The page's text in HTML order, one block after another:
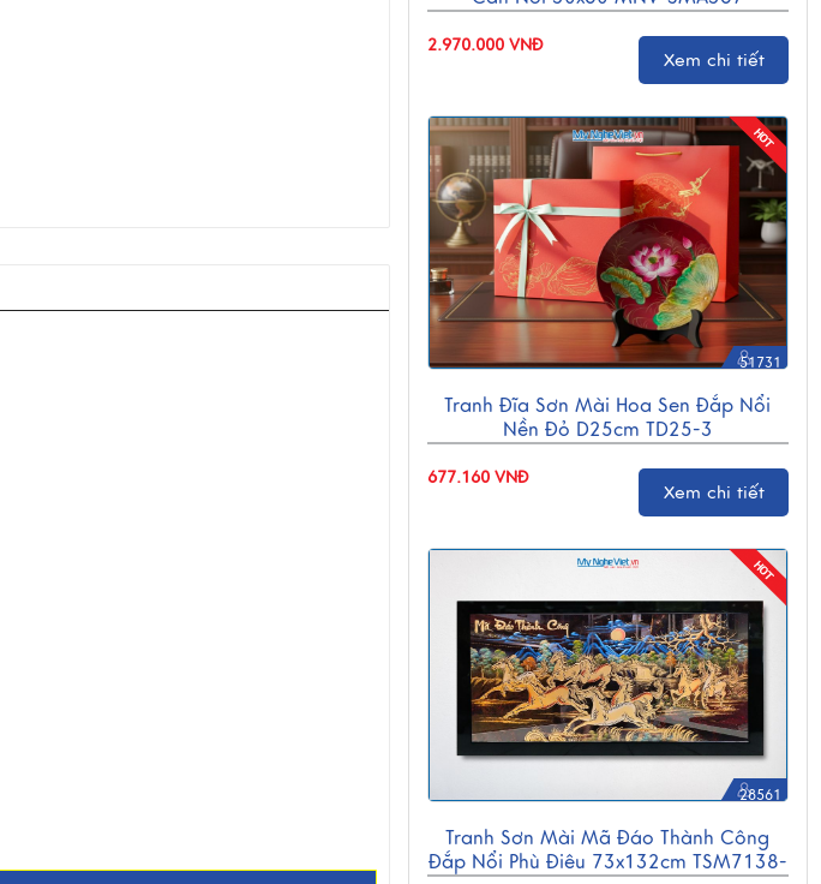
2.970.000 VNĐ
Xem chi tiết
51731
Tranh Đĩa Sơn Mài Hoa Sen Đắp Nổi
Nền Đỏ D25cm TD25-3
677.160 VNĐ
Xem chi tiết
28561
Tranh Sơn Mài Mã Đáo Thành Công
Đắp Nổi Phù Điêu 73x132cm TSM7138-